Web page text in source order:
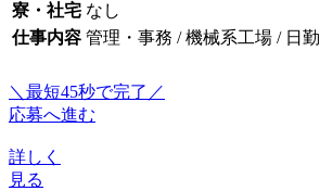
寮・社宅 なし
仕事内容 管理・事務 / 機械系工場 / 日勤
＼最短45秒で完了／
応募へ進む
詳しく
見る